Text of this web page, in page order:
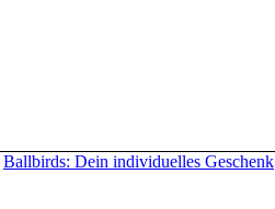
Ballbirds: Dein individuelles Geschenk